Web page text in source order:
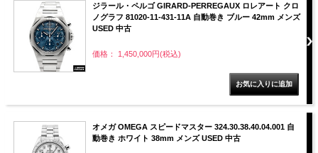
ジラール・ペルゴ GIRARD-PERREGAUX ロレアート クロ
ノグラフ 81020-11-431-11A 自動巻き ブルー 42mm メンズ
USED 中古
価格： 1,450,000円(税込)
オメガ OMEGA スピードマスター 324.30.38.40.04.001 自
動巻き ホワイト 38mm メンズ USED 中古